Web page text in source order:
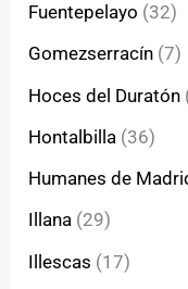
Fuentepelayo (32)
Gomezserracín (7)
Hoces del Duratón
Hontalbilla (36)
Humanes de
Illana (29)
Illescas (17)